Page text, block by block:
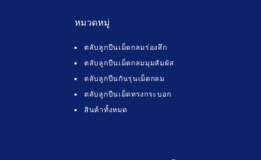
หมวดหมู่
ตลับลูกปืนเม็ดกลมร่องลึก
ตลับลูกปืนเม็ดกลมมุมสัมผัส
ตลับลูกปืนกันรุนเม็ดกลม
ตลับลูกปืนเม็ดทรงกระบอก
สินค้าทั้งหมด